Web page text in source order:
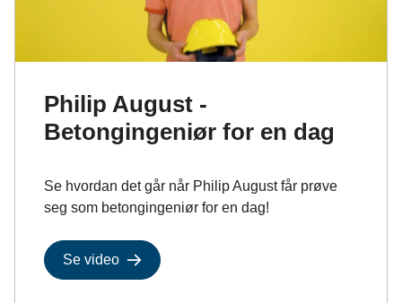
Philip August -
Betongingeniør for en dag
Se hvordan det går når Philip August får prøve
seg som betongingeniør for en dag!
Se video